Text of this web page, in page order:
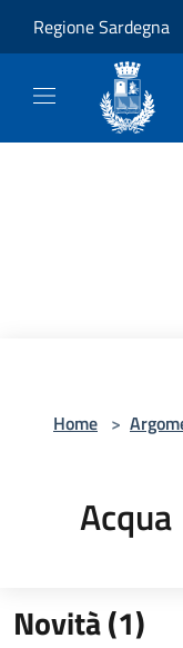
Regione Sardegna
Home >
Acqua
Novità (1)